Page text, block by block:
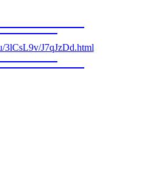
3lCsL9v/J7qJzDd.html